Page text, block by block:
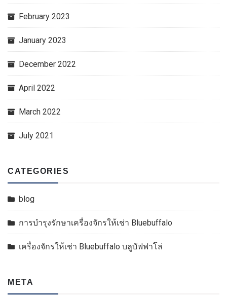
February 2023
January 2023
December 2022
April 2022
March 2022
July 2021
CATEGORIES
blog
การบำรุงรักษาเครื่องจักรให้เช่า Bluebuffalo
เครื่องจักรให้เช่า Bluebuffalo บลูบัฟฟาโล่
META